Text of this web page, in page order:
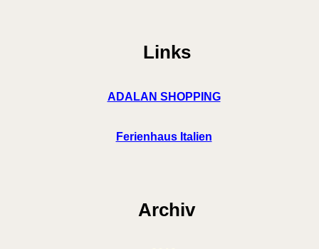
Links
ADALAN SHOPPING
Ferienhaus Italien
Archiv